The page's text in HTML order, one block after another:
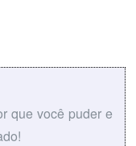
que você puder e